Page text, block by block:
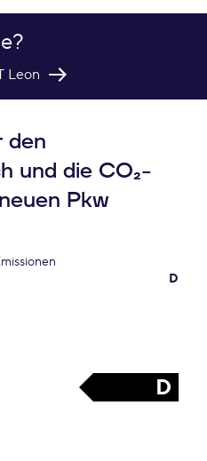
Leon
den
und die CO₂-
Pkw
D
D